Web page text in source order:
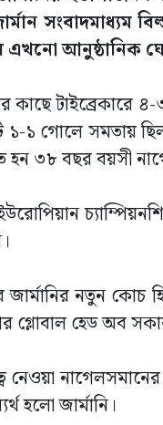
সংবাদমাধ্যম
এখনো আনুষ্ঠানিক
টাইব্রেকারে ৪-৩
১ গোলে সমতায়
হন ৩৮ বছর বয়সী
জার্মানির নতুন কোচ
গ্লোবাল হেড অব
নেওয়া
হলো জার্মানি।